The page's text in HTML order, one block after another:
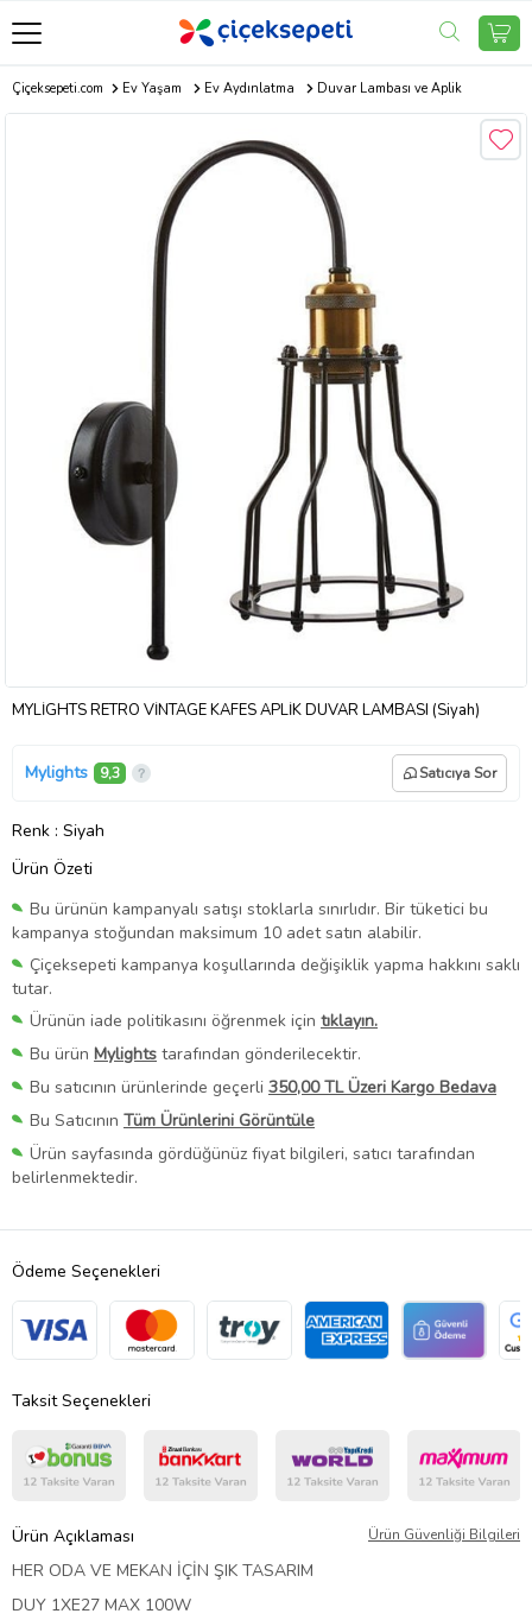
Çiçeksepeti.com Ev Yaşam Ev Aydınlatma Duvar Lambası ve Aplik
MYLİGHTS RETRO VİNTAGE KAFES APLİK DUVAR LAMBASI (Siyah)
Mylights 9,3 Satıcıya Sor
Renk : Siyah
Ürün Özeti
Bu ürünün kampanyalı satışı stoklarla sınırlıdır. Bir tüketici bu
kampanya stoğundan maksimum 10 adet satın alabilir.
Çiçeksepeti kampanya koşullarında değişiklik yapma hakkını saklı
tutar.
Ürünün iade politikasını öğrenmek için tıklayın.
Bu ürün Mylights tarafından gönderilecektir.
Bu satıcının ürünlerinde geçerli 350,00 TL Üzeri Kargo Bedava
Bu Satıcının Tüm Ürünlerini Görüntüle
Ürün sayfasında gördüğünüz fiyat bilgileri, satıcı tarafından
belirlenmektedir.
Ödeme Seçenekleri
Taksit Seçenekleri
Ürün Açıklaması Ürün Güvenliği Bilgileri
HER ODA VE MEKAN İÇİN ŞIK TASARIM
DUY 1XE27 MAX 100W